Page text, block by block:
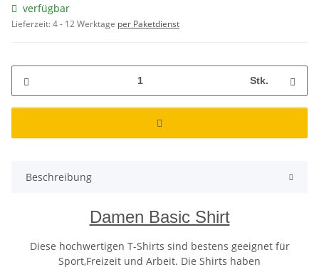
verfügbar
Lieferzeit:4 - 12 Werktage per Paketdienst
Stk.
Beschreibung
Damen Basic Shirt
Diese hochwertigen T-Shirts sind bestens geeignet für
Sport,Freizeit und Arbeit. Die Shirts haben